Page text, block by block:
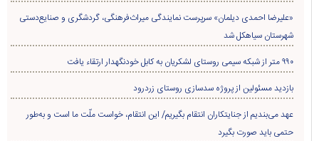
«علیرضا احمدی دیلمان» سرپرست نمایندگی میراث‌فرهنگی، گردشگری و صنایع‌دستی
شهرستان سیاهکل شد
۹۹۰ متر از شبکه سیمی روستای لشکریان به کابل خودنگهدار ارتقاء یافت
بازدید مسئولین از پروژه سدسازی روستای زردرود
عهد می‌بندیم از جنایتکاران انتقام بگیریم/ این انتقام، خواست ملّت ما است و به‌طور
حتمی باید صورت بگیرد